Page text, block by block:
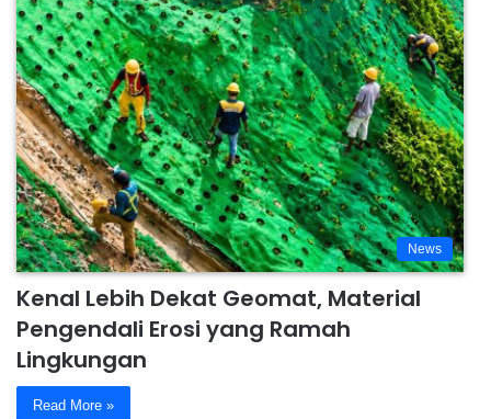
News
Kenal Lebih Dekat Geomat, Material
Pengendali Erosi yang Ramah
Lingkungan
Read More »